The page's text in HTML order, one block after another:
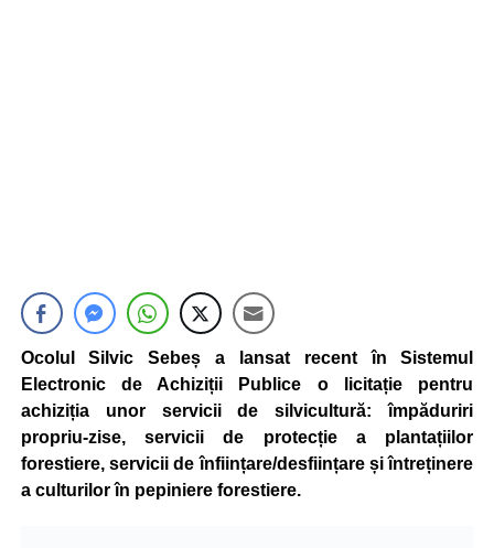
Ocolul Silvic Sebeș a lansat recent în Sistemul
Electronic de Achiziții Publice o licitație pentru
achiziția unor servicii de silvicultură: împăduriri
propriu-zise, servicii de protecție a plantațiilor
forestiere, servicii deînființare/desființare și întreținere
a culturilor în pepiniere forestiere.